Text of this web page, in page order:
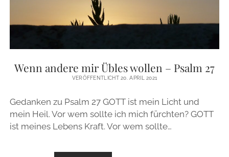
Wenn andere mir Übles wollen – Psalm 27
VERÖFFENTLICHT 20. APRIL 2021
Gedanken zu Psalm 27 GOTT ist mein Licht und
mein Heil. Vor wem sollte ich mich fürchten? GOTT
ist meines Lebens Kraft. Vor wem sollte…